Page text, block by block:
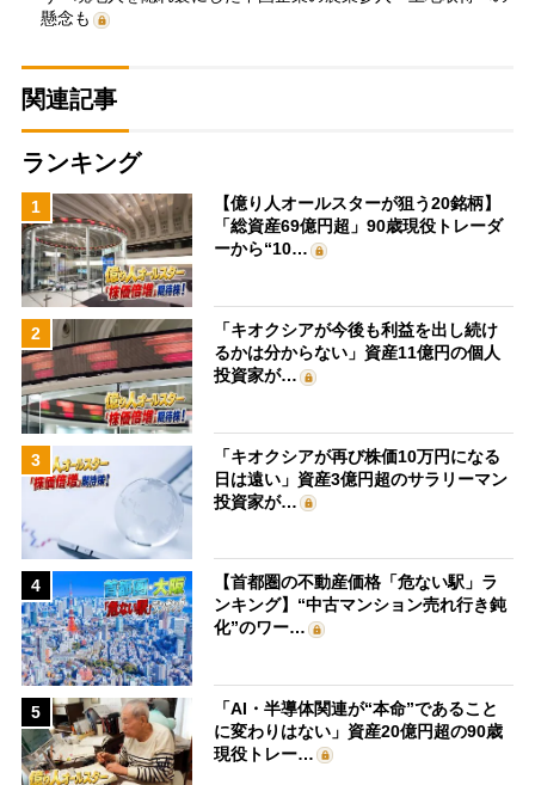
懸念も
関連記事
ランキング
1
【億り人オールスターが狙う20銘柄】
「総資産69億円超」90歳現役トレーダ
ーから“10…
2
「キオクシアが今後も利益を出し続け
るかは分からない」資産11億円の個人
投資家が…
3
「キオクシアが再び株価10万円になる
日は遠い」資産3億円超のサラリーマン
投資家が…
4
【首都圏の不動産価格「危ない駅」ラ
ンキング】“中古マンション売れ行き鈍
化”のワー…
5
「AI・半導体関連が“本命”であること
に変わりはない」資産20億円超の90歳
現役トレー…